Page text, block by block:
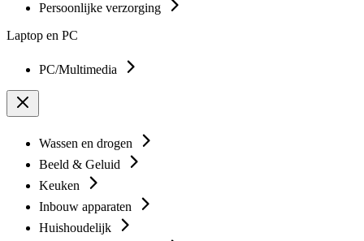
Persoonlijke verzorging
Laptop en PC
PC/Multimedia
Wassen en drogen
Beeld & Geluid
Keuken
Inbouw apparaten
Huishoudelijk